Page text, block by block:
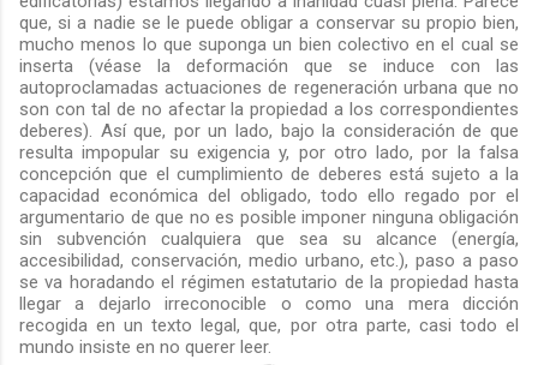
que, si a nadie se le puede obligar a conservar su propio bien,
mucho menos lo que suponga un bien colectivo en el cual se
inserta (véase la deformación que se induce con las
autoproclamadas actuaciones de regeneración urbana que no
son con tal de no afectar la propiedad a los correspondientes
deberes). Así que, por un lado, bajo la consideración de que
resulta impopular su exigencia y, por otro lado, por la falsa
concepción que el cumplimiento de deberes está sujeto a la
capacidad económica del obligado, todo ello regado por el
argumentario de que no es posible imponer ninguna obligación
sin subvención cualquiera que sea su alcance (energía,
accesibilidad, conservación, medio urbano, etc.), paso a paso
se va horadando el régimen estatutario de la propiedad hasta
llegar a dejarlo irreconocible o como una mera dicción
recogida en un texto legal, que, por otra parte, casi todo el
mundo insiste en no querer leer.